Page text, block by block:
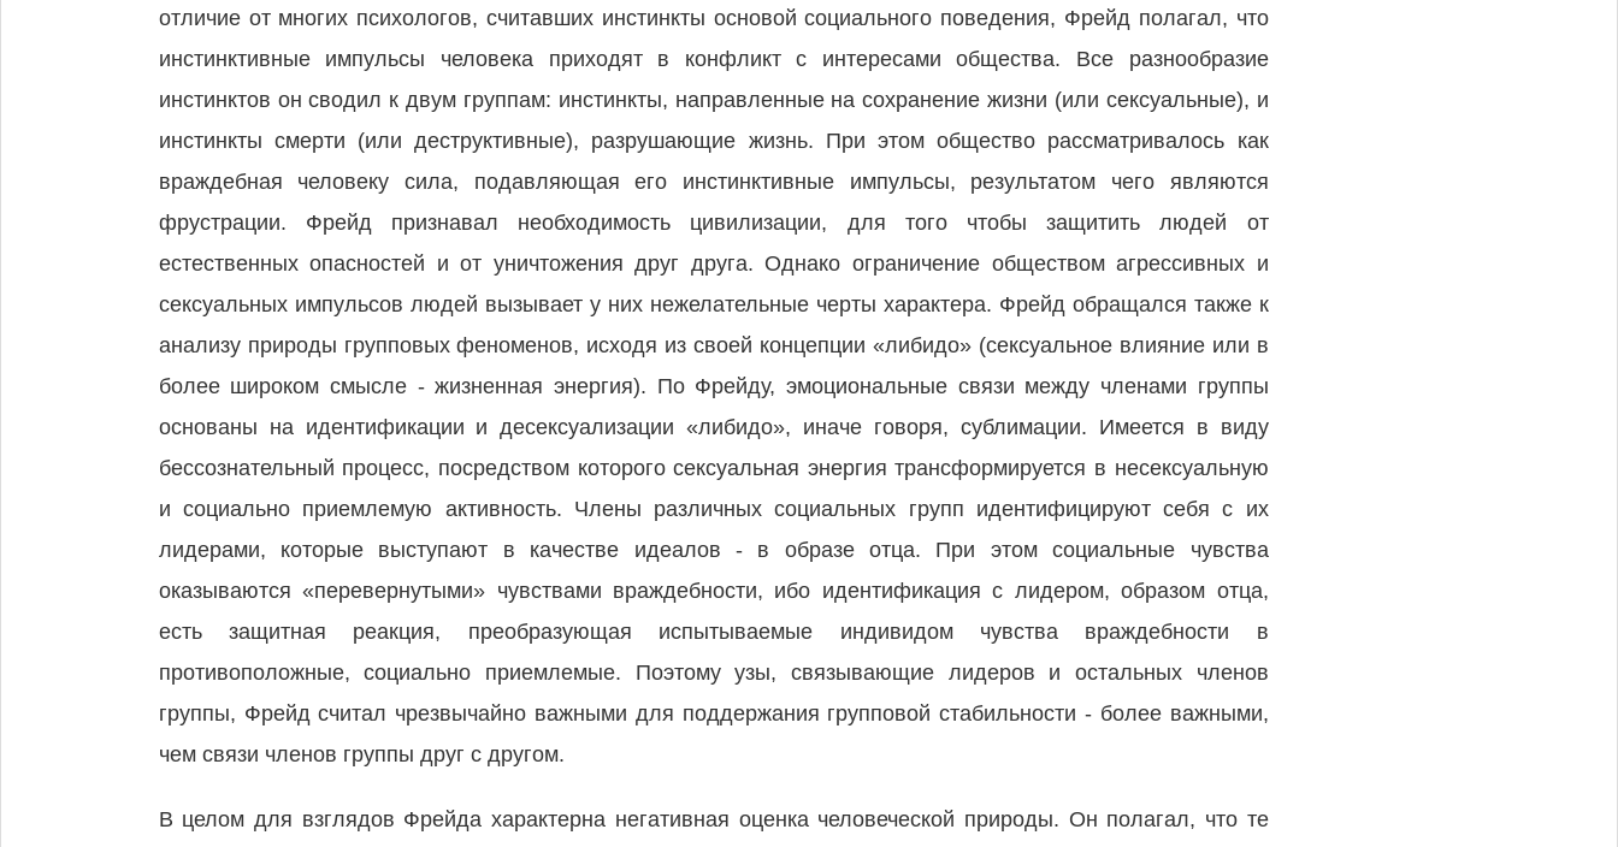
отличие от многих психологов, считавших инстинкты основой социального поведения, Фрейд полагал, что
инстинктивные импульсы человека приходят в конфликт с интересами общества. Все разнообразие
инстинктов он сводил к двум группам: инстинкты, направленные на сохранение жизни (или сексуальные), и
инстинкты смерти (или деструктивные), разрушающие жизнь. При этом общество рассматривалось как
враждебная человеку сила, подавляющая его инстинктивные импульсы, результатом чего являются
фрустрации. Фрейд признавал необходимость цивилизации, для того чтобы защитить людей от
естественных опасностей и от уничтожения друг друга. Однако ограничение обществом агрессивных и
сексуальных импульсов людей вызывает у них нежелательные черты характера. Фрейд обращался также к
анализу природы групповых феноменов, исходя из своей концепции «либидо» (сексуальное влияние или в
более широком смысле - жизненная энергия). По Фрейду, эмоциональные связи между членами группы
основаны на идентификации и десексуализации «либидо», иначе говоря, сублимации. Имеется в виду
бессознательный процесс, посредством которого сексуальная энергия трансформируется в несексуальную
и социально приемлемую активность. Члены различных социальных групп идентифицируют себя с их
лидерами, которые выступают в качестве идеалов - в образе отца. При этом социальные чувства
оказываются «перевернутыми» чувствами враждебности, ибо идентификация с лидером, образом отца,
есть защитная реакция, преобразующая испытываемые индивидом чувства враждебности в
противоположные, социально приемлемые. Поэтому узы, связывающие лидеров и остальных членов
группы, Фрейд считал чрезвычайно важными для поддержания групповой стабильности - более важными,
чем связи членов группы друг с другом.
В целом для взглядов Фрейда характерна негативная оценка человеческой природы. Он полагал, что те